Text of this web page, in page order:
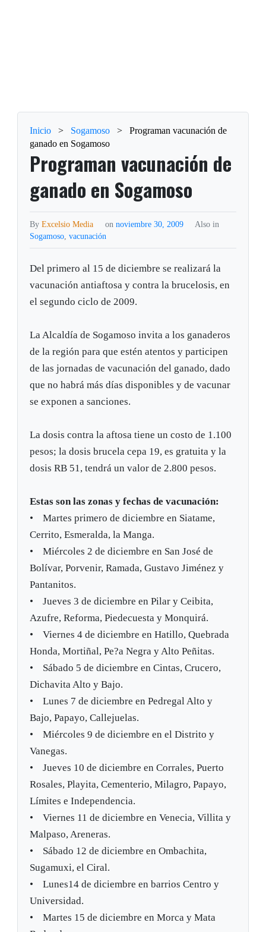
Inicio > Sogamoso >
Programan vacunación de
ganado en Sogamoso
Programan vacunación de
ganado en Sogamoso
ByExcelsio Media on noviembre 30, 2009
Also in
Sogamoso,vacunación
Del primero al 15 de diciembre se realizará la
vacunación antiaftosa y contra la brucelosis, en
el segundo ciclo de 2009.
La Alcaldía de Sogamoso invita a los ganaderos
de la región para que estén atentos y participen
de las jornadas de vacunación del ganado, dado
que no habrá más días disponibles y de vacunar
se exponen a sanciones.
La dosis contra la aftosa tiene un costo de 1.100
pesos; la dosis brucela cepa 19, es gratuita y la
dosis RB 51, tendrá un valor de 2.800 pesos.
Estas son las zonas y fechas de vacunación:
• Martes primero de diciembre en Siatame,
Cerrito, Esmeralda, la Manga.
• Miércoles 2 de diciembre en San José de
Bolívar, Porvenir, Ramada, Gustavo Jiménez y
Pantanitos.
• Jueves 3 de diciembre en Pilar y Ceibita,
Azufre, Reforma, Piedecuesta y Monquirá.
• Viernes 4 de diciembre en Hatillo, Quebrada
Honda, Mortiñal, Pe?a Negra y Alto Peñitas.
• Sábado 5 de diciembre en Cintas, Crucero,
Dichavita Alto y Bajo.
• Lunes 7 de diciembre en Pedregal Alto y
Bajo, Papayo, Callejuelas.
• Miércoles 9 de diciembre en el Distrito y
Vanegas.
• Jueves 10 de diciembre en Corrales, Puerto
Rosales, Playita, Cementerio, Milagro, Papayo,
Límites e Independencia.
• Viernes 11 de diciembre en Venecia, Villita y
Malpaso, Areneras.
• Sábado 12 de diciembre en Ombachita,
Sugamuxi, el Ciral.
• Lunes14 de diciembre en barrios Centro y
Universidad.
• Martes 15 de diciembre en Morca y Mata